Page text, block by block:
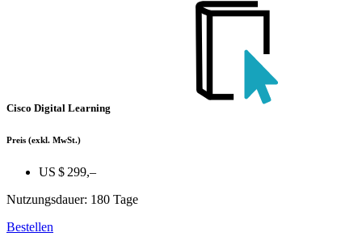
Cisco Digital Learning
Preis (exkl. MwSt.)
US $ 299,–
Nutzungsdauer: 180 Tage
Bestellen